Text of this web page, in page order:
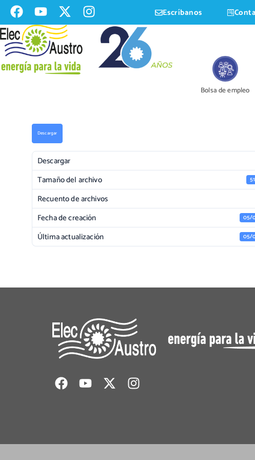
Escríbanos
Bolsa de empleo
Descargar
Descargar
Tamaño del archivo
Recuento de archivos
Fecha de creación 05/
Última actualización 05/